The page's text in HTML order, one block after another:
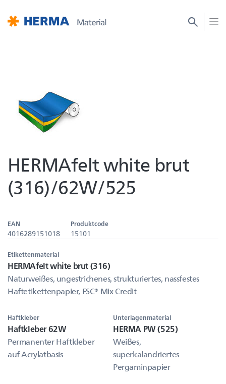
HERMAfelt white brut
(316)/62W/525
EAN
4016289151018
Produktcode
15101
Etikettenmaterial
HERMAfelt white brut (316)
Naturweißes, ungestrichenes, strukturiertes, nassfestes
Haftetikettenpapier, FSC® Mix Credit
Haftkleber
Haftkleber 62W
Permanenter Haftkleber
auf Acrylatbasis
Unterlagenmaterial
HERMA PW (525)
Weißes,
superkalandriertes
Pergaminpapier